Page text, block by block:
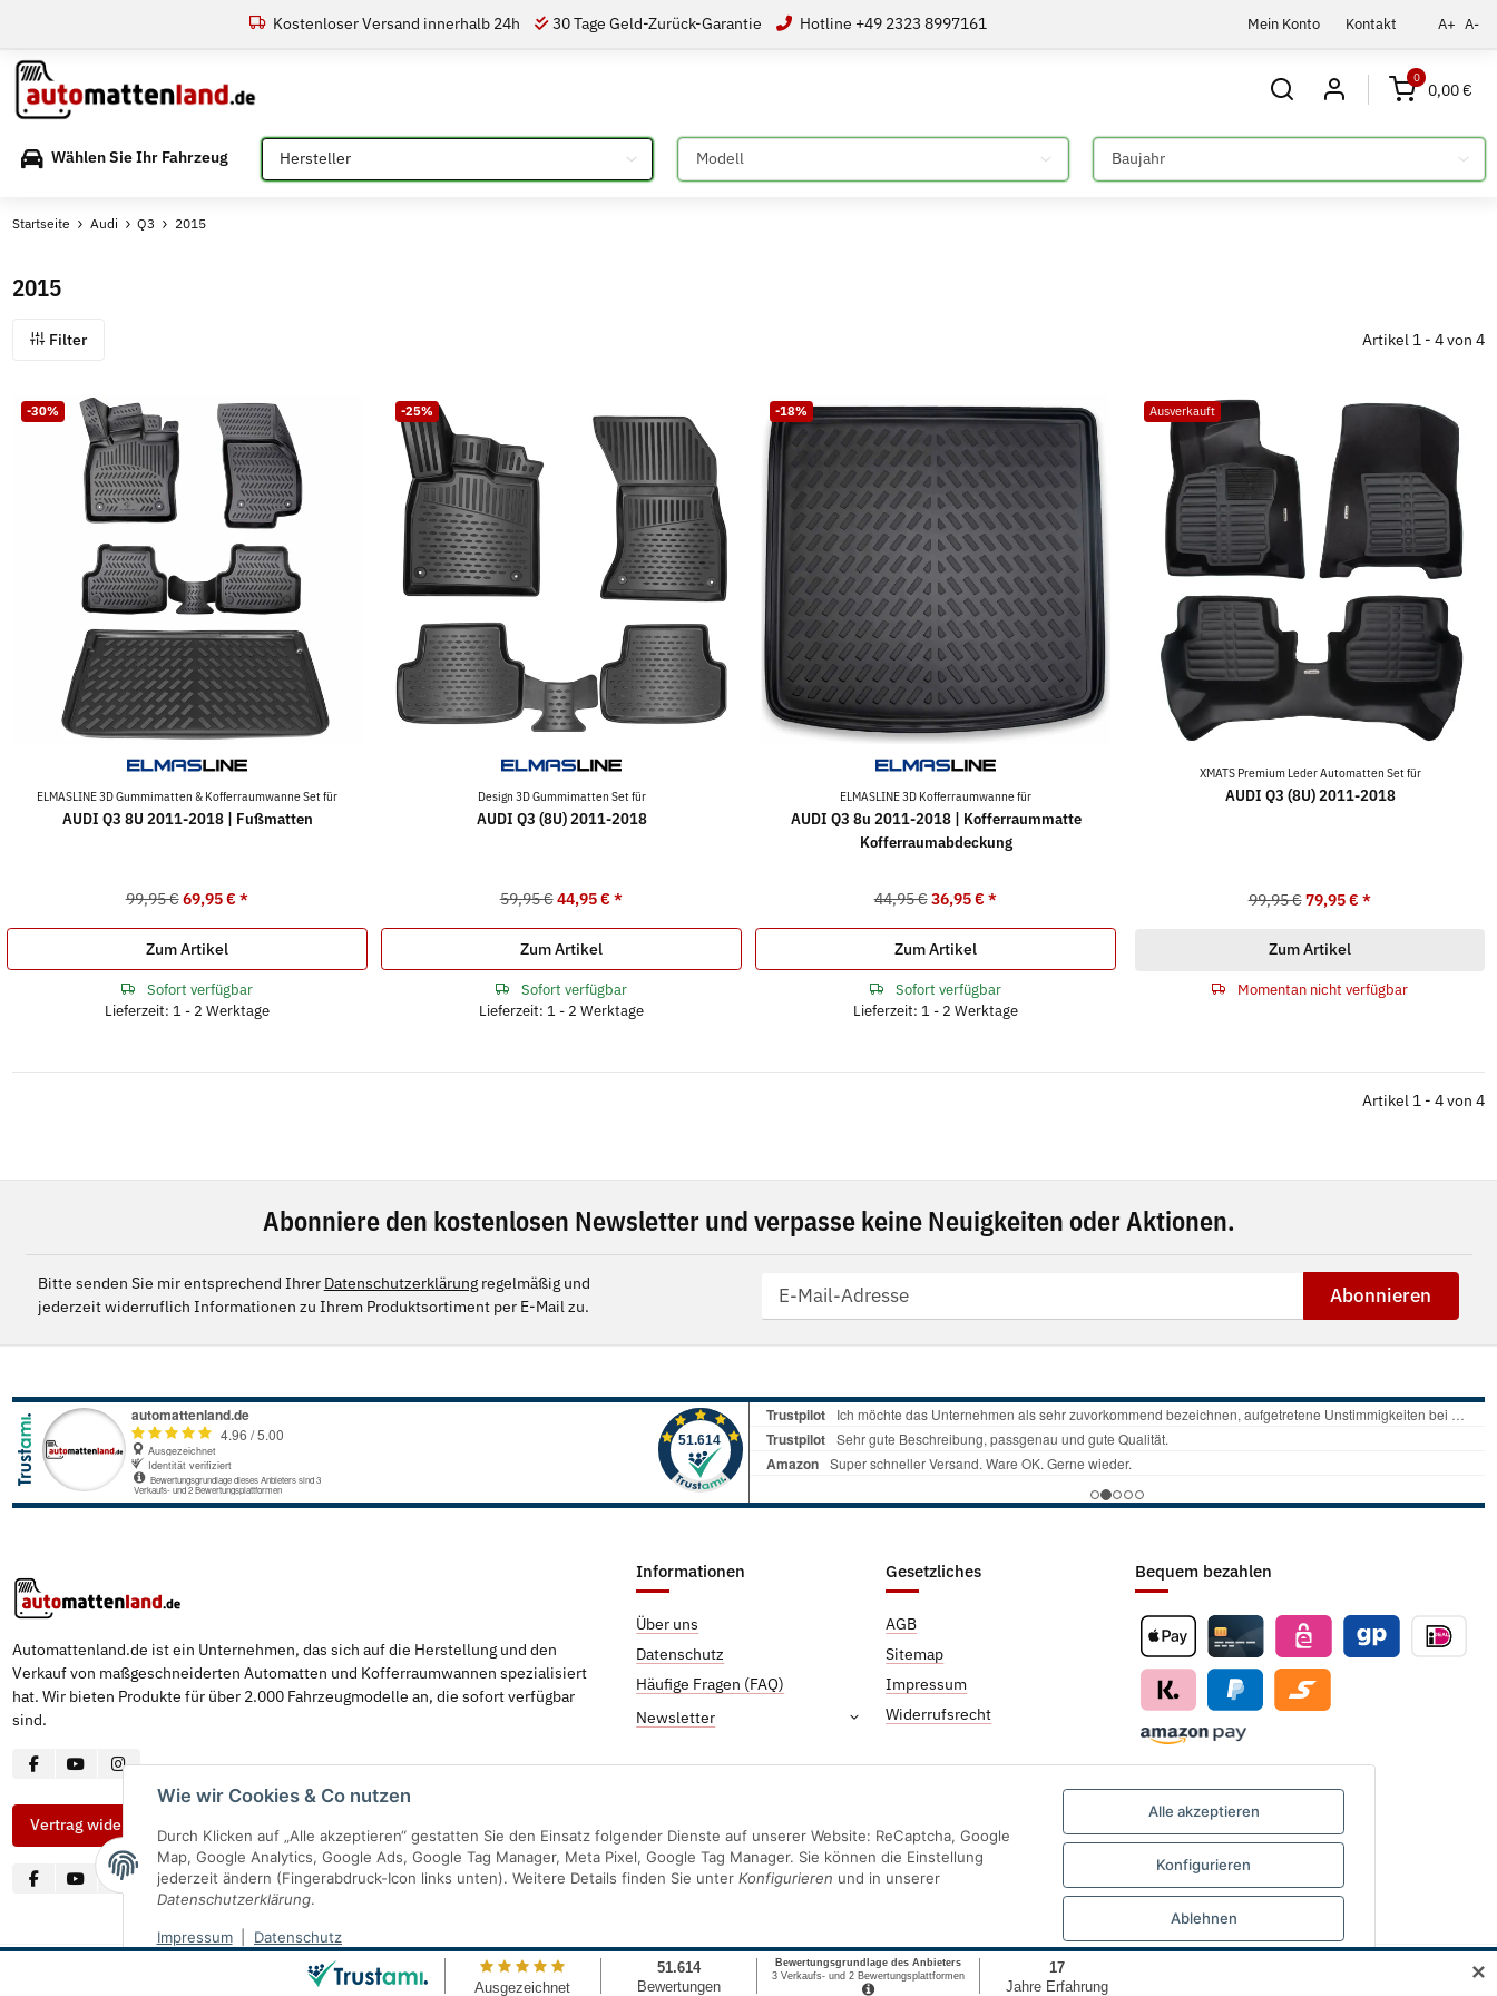
Wie wir Cookies & Co nutzen
Durch Klicken auf „Alle akzeptieren“ gestatten Sie den Einsatz folgender Dienste auf unserer Website: ReCaptcha, Google
Map, Google Analytics, Google Ads, Google Tag Manager, Meta Pixel, Google Tag Manager. Sie können die Einstellung
jederzeit ändern (Fingerabdruck-Icon links unten). Weitere Details finden Sie unter Konfigurieren und in unserer
Datenschutzerklärung.
Impressum Datenschutz
Alle akzeptieren
Konfigurieren
Ablehnen
Mein Konto Kontakt A+ A-
Kostenloser Versand innerhalb 24h 30 Tage Geld-Zurück-Garantie Hotline +49 2323 8997161
0
0,00 €
Wählen Sie Ihr Fahrzeug Bitte auswählen Bitte auswählen Bitte auswählen
Startseite Audi Q3 2015
2015
Filter Artikel 1 - 4 von 4
-30%
ELMASLINE 3D Gummimatten & Kofferraumwanne Set für
AUDI Q3 8U 2011-2018 | Fußmatten
99,95 € 69,95 €*
Zum Artikel
Sofort verfügbar
Lieferzeit: 1 - 2 Werktage
-25%
Design 3D Gummimatten Set für
AUDI Q3 (8U) 2011-2018
59,95 € 44,95 €*
Zum Artikel
Sofort verfügbar
Lieferzeit: 1 - 2 Werktage
-18%
ELMASLINE 3D Kofferraumwanne für
AUDI Q3 8u 2011-2018 | Kofferraummatte
Kofferraumabdeckung
44,95 € 36,95 €*
Zum Artikel
Sofort verfügbar
Lieferzeit: 1 - 2 Werktage
Ausverkauft
XMATS Premium Leder Automatten Set für
AUDI Q3 (8U) 2011-2018
99,95 € 79,95 €*
Zum Artikel
Momentan nicht verfügbar
Artikel 1 - 4 von 4
Abonniere den kostenlosen Newsletter und verpasse keine Neuigkeiten oder Aktionen.
Bitte senden Sie mir entsprechend Ihrer Datenschutzerklärungregelmäßig und
jederzeit widerruflich Informationen zu Ihrem Produktsortiment per E-Mail zu.
Abonnieren
Automattenland.de ist ein Unternehmen, das sich auf die Herstellung und den
Verkauf von maßgeschneiderten Automatten und Kofferraumwannen spezialisiert
hat. Wir bieten Produkte für über 2.000 Fahrzeugmodelle an, die sofort verfügbar
sind.
Informationen
Über uns
Datenschutz
Häufige Fragen (FAQ)
Newsletter
Gesetzliches
AGB
Sitemap
Impressum
Widerrufsrecht
Bequem bezahlen
Vertrag widerrufen
* Alle Preise inkl. gesetzlicher USt., inkl.Versand ✕